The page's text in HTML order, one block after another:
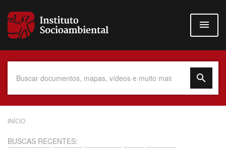
para
conteúdo
Data do Documento
INÍCIO
BUSCAS RECENTES: